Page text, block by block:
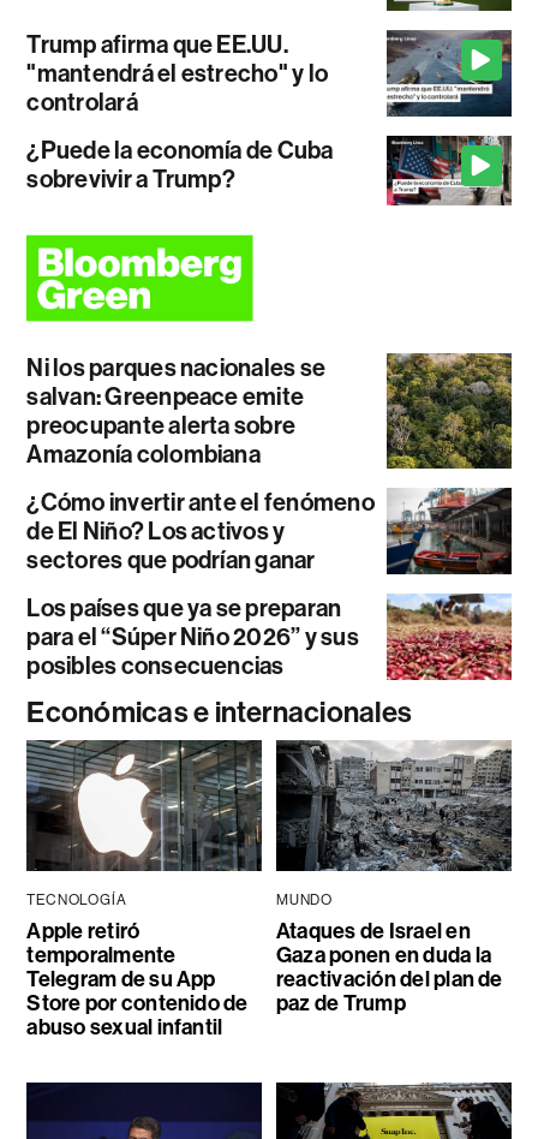
Trump afirma que EE.UU.
"mantendrá el estrecho" y lo
controlará
¿Puede la economía de Cuba
sobrevivir a Trump?
Ni los parques nacionales se
salvan: Greenpeace emite
preocupante alerta sobre
Amazonía colombiana
¿Cómo invertir ante el fenómeno
de El Niño? Los activos y
sectores que podrían ganar
Los países que ya se preparan
para el “Súper Niño 2026” y sus
posibles consecuencias
Económicas e internacionales
TECNOLOGÍA
Apple retiró
temporalmente
Telegram de su App
Store por contenido de
abuso sexual infantil
MUNDO
Ataques de Israel en
Gaza ponen en duda la
reactivación del plan de
paz de Trump